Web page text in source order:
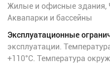
Жилые и офисные здания,
Аквапарки и бассейны
Эксплуатационные
эксплуатации.
+110°C. Температура